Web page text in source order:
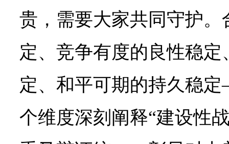
贵，需要大家共同守护
定、竞争有度的良性稳
定、和平可期的持久稳
个维度深刻阐释“建设性